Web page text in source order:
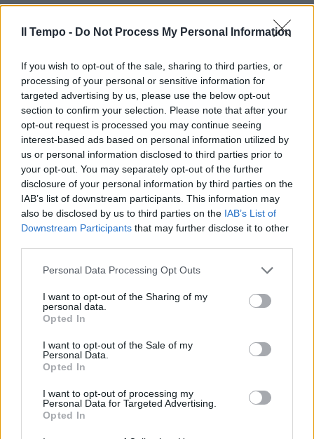
Il Tempo - Do Not Process My Personal Information
If you wish to opt-out of the sale, sharing to third parties, or
processing of your personal or sensitive information for
targeted advertising by us, please use the below opt-out
section to confirm your selection. Please note that after your
opt-out request is processed you may continue seeing
interest-based ads based on personal information utilized by
us or personal information disclosed to third parties prior to
your opt-out. You may separately opt-out of the further
disclosure of your personal information by third parties on the
IAB’s list of downstream participants. This information may
also be disclosed by us to third parties on the IAB’s List of
Downstream Participants that may further disclose it to other
Personal Data Processing Opt Outs
I want to opt-out of the Sharing of my
personal data.
Opted In
I want to opt-out of the Sale of my
Personal Data.
Opted In
I want to opt-out of processing my
Personal Data for Targeted Advertising.
Opted In